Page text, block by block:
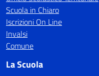
Scuola in Chiaro
Iscrizioni On Line
Invalsi
Comune
La Scuola